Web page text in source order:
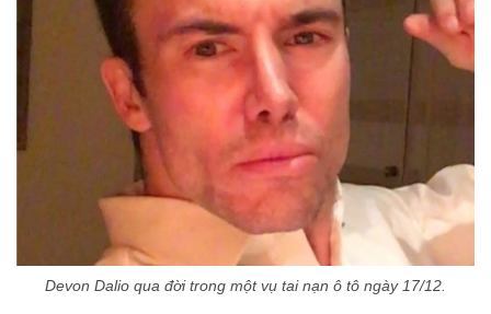
Devon Dalio qua đời trong một vụ tai nạn ô tô ngày 17/12.